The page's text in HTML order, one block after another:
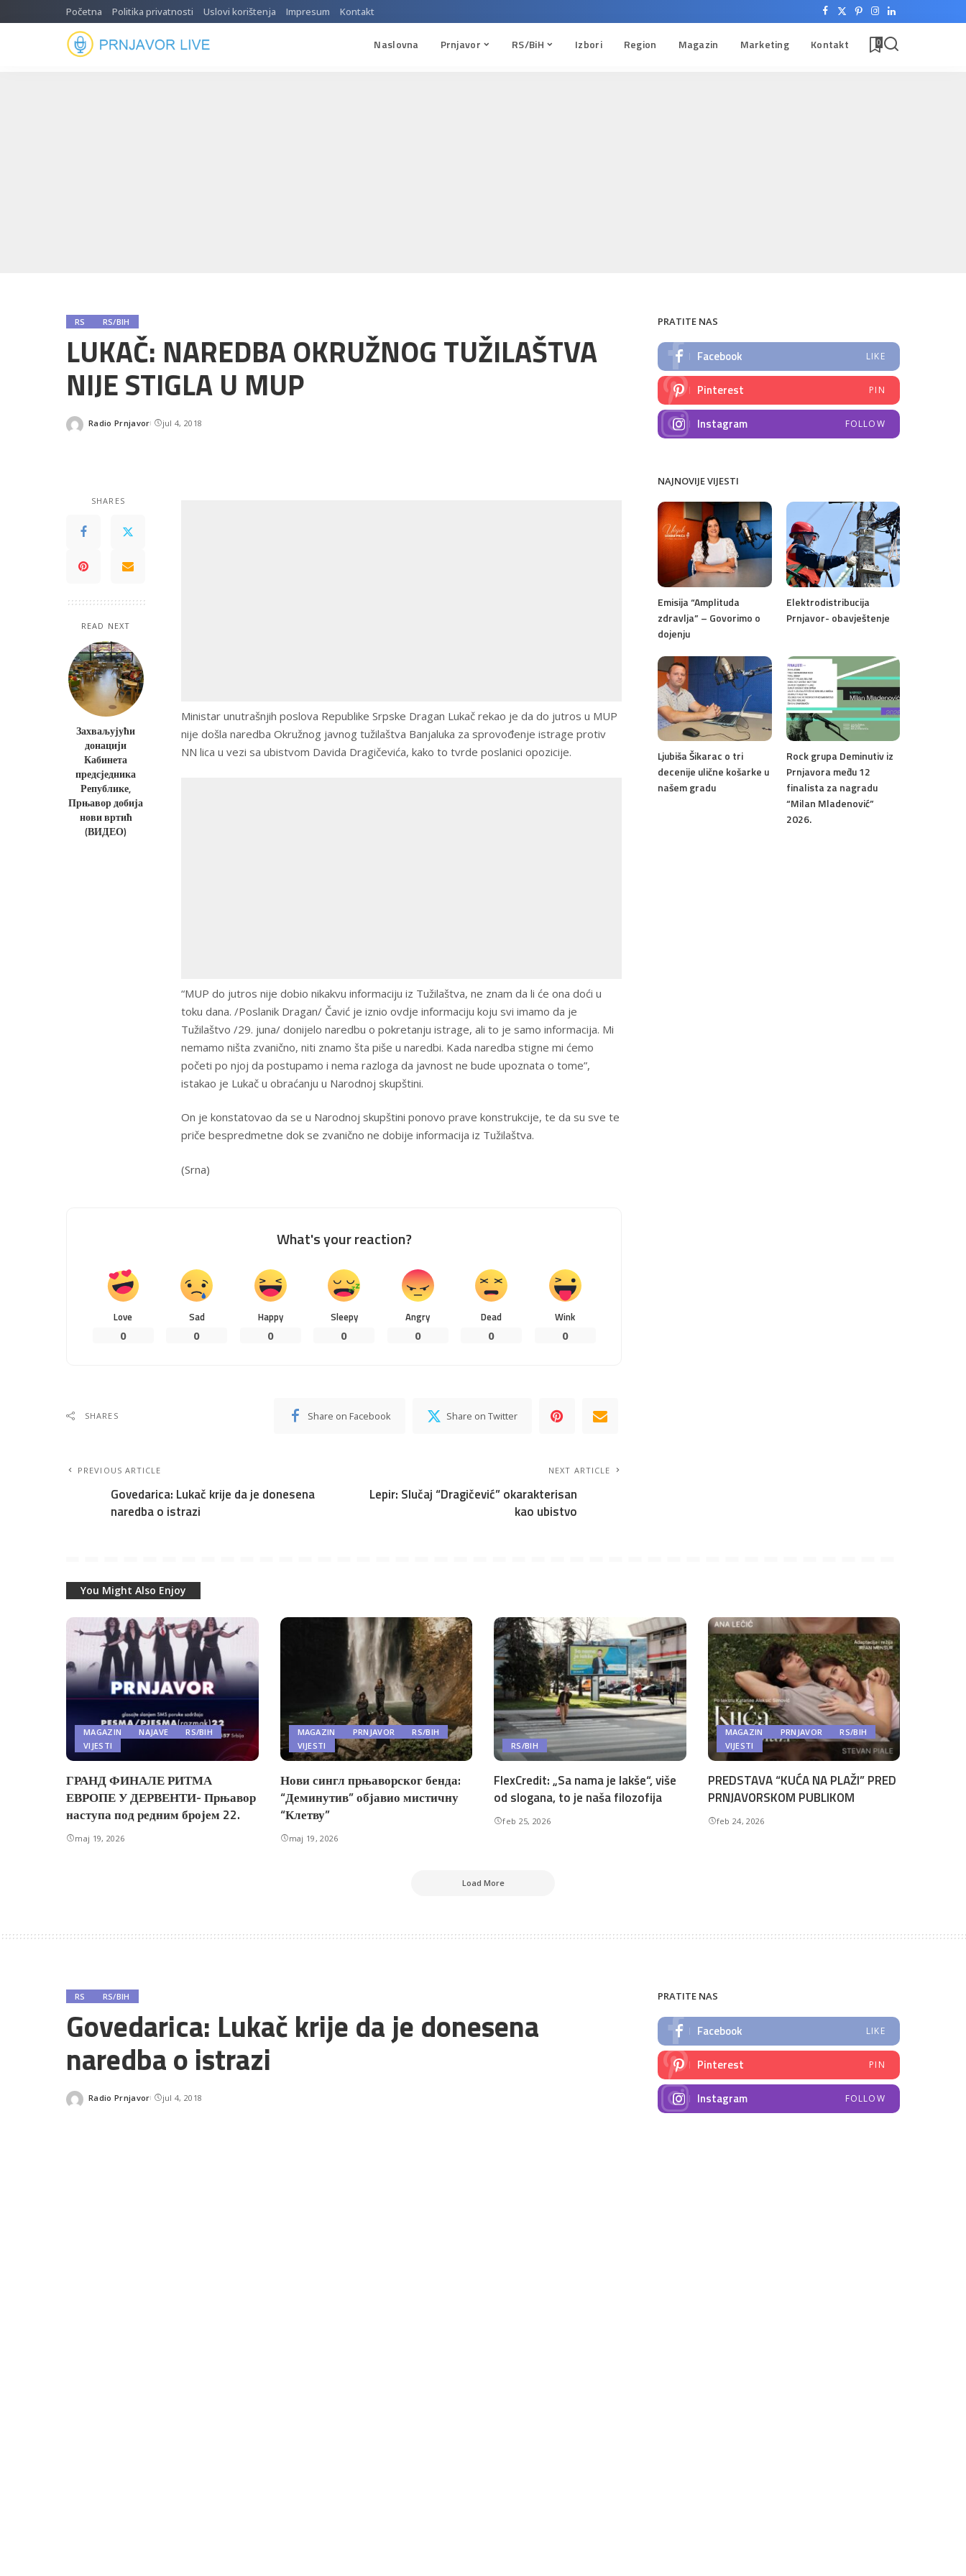
Početna Politika privatnosti Uslovi korištenja Impresum Kontakt
Naslovna Prnjavor RS/BiH Izbori Region Magazin Marketing Kontakt 0
RS RS/BIH
LUKAČ: NAREDBA OKRUŽNOG TUŽILAŠTVA
NIJE STIGLA U MUP
Posted
Radio Prnjavor jul 4, 2018
SHARES
READ NEXT
Захваљујући
донацији
Кабинета
предсједника
Републике,
Прњавор добија
нови вртић
(ВИДЕО)
Ministar unutrašnjih poslova Republike Srpske Dragan Lukač rekao je da do jutros u MUP
nije došla naredba Okružnog javnog tužilaštva Banjaluka za sprovođenje istrage protiv
NN lica u vezi sa ubistvom Davida Dragičevića, kako to tvrde poslanici opozicije.
“MUP do jutros nije dobio nikakvu informaciju iz Tužilaštva, ne znam da li će ona doći u
toku dana. /Poslanik Dragan/ Čavić je iznio ovdje informaciju koju svi imamo da je
Tužilaštvo /29. juna/ donijelo naredbu o pokretanju istrage, ali to je samo informacija. Mi
nemamo ništa zvanično, niti znamo šta piše u naredbi. Kada naredba stigne mi ćemo
početi po njoj da postupamo i nema razloga da javnost ne bude upoznata o tome”,
istakao je Lukač u obraćanju u Narodnoj skupštini.
On je konstatovao da se u Narodnoj skupštini ponovo prave konstrukcije, te da su sve te
priče bespredmetne dok se zvanično ne dobije informacija iz Tužilaštva.
(Srna)
What's your reaction?
Love
0
Sad
0
Happy
0
Sleepy
0
Angry
0
Dead
0
Wink
0
SHARES Share on Facebook Share on Twitter
PREVIOUS ARTICLE
Govedarica: Lukač krije da je donesena
naredba o istrazi
NEXT ARTICLE
Lepir: Slučaj “Dragičević” okarakterisan
kao ubistvo
PRATITE NAS
Facebook LIKE
Pinterest PIN
Instagram FOLLOW
NAJNOVIJE VIJESTI
Emisija “Amplituda
zdravlja” – Govorimo o
dojenju
Elektrodistribucija
Prnjavor- obavještenje
Ljubiša Šikarac o tri
decenije ulične košarke u
našem gradu
Rock grupa Deminutiv iz
Prnjavora među 12
finalista za nagradu
“Milan Mladenović”
2026.
You Might Also Enjoy
MAGAZIN NAJAVE
RS/BIH
VIJESTI
ГРАНД ФИНАЛЕ РИТМА
ЕВРОПЕ У ДЕРВЕНТИ- Прњавор
наступа под редним бројем 22.
maj 19, 2026
MAGAZIN PRNJAVOR
RS/BIH
VIJESTI
Нови сингл прњаворског бенда:
“Деминутив” објавио мистичну
“Клетву”
maj 19, 2026
RS/BIH
FlexCredit: „Sa nama je lakše“, više
od slogana, to je naša filozofija
feb 25, 2026
MAGAZIN PRNJAVOR
RS/BIH
VIJESTI
PREDSTAVA “KUĆA NA PLAŽI” PRED
PRNJAVORSKOM PUBLIKOM
feb 24, 2026
Load More
RS RS/BIH
Govedarica: Lukač krije da je donesena
naredba o istrazi
Posted
Radio Prnjavor jul 4, 2018
PRATITE NAS
Facebook LIKE
Pinterest PIN
Instagram FOLLOW